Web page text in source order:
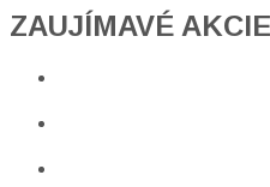
ZAUJÍMAVÉ AKCIE​